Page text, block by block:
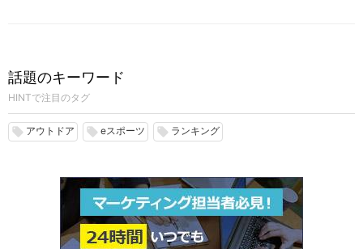
話題のキーワード
HINTで注目のタグ
local_offer アウトドア local_offer eスポーツ local_offer ランキング